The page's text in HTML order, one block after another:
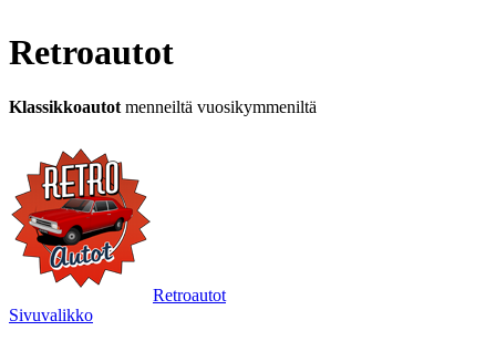
Retroautot
Klassikkoautot menneiltä vuosikymmeniltä
Retroautot
Sivuvalikko